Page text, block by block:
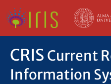
CRIS Current
Information